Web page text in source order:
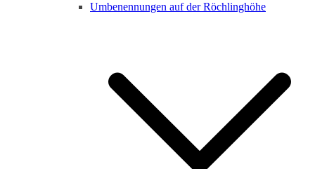
Umbenennungen auf der Röchlinghöhe